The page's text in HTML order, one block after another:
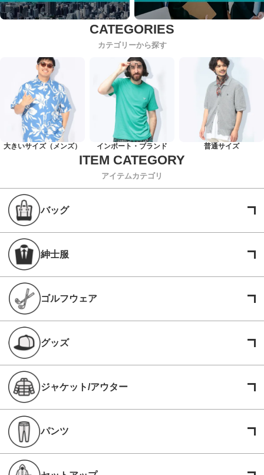
カテゴリーから探す
大きいサイズ（メンズ） インポート・ブランド 普通サイズ
アイテムカテゴリ
バッグ
紳士服
ゴルフウェア
グッズ
ジャケット/アウター
パンツ